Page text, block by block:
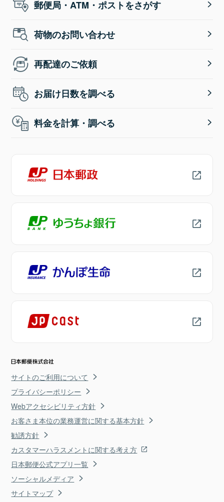
郵便局・ATM・ポストをさがす
荷物のお問い合わせ
再配達のご依頼
お届け日数を調べる
料金を計算・調べる
サイトのご利用について
プライバシーポリシー
Webアクセシビリティ方針
お客さま本位の業務運営に関する基本方針
勧誘方針
カスタマーハラスメントに関する考え方
日本郵便公式アプリ一覧
ソーシャルメディア
サイトマップ